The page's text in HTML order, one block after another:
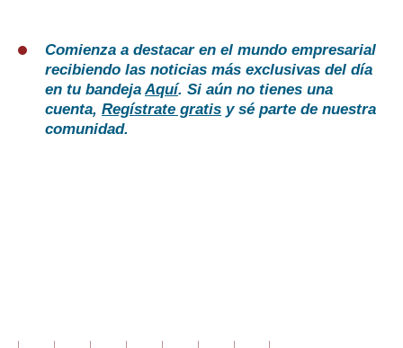
Comienza a destacar en el mundo empresarial
recibiendo las noticias más exclusivas del día
en tu bandejaAquí. Si aún no tienes una
cuenta, Regístrate gratis y sé parte de nuestra
comunidad.